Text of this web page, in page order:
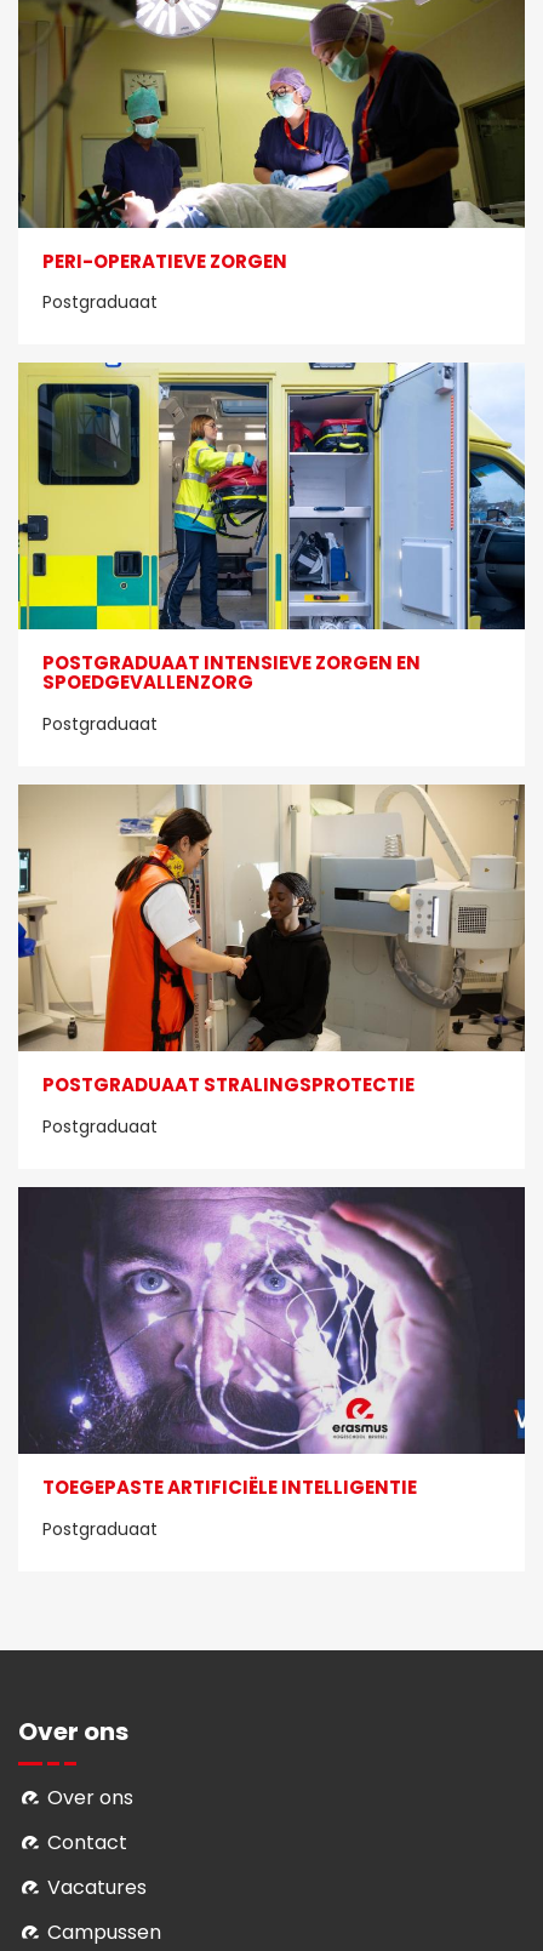
PERI-OPERATIEVE ZORGEN
Postgraduaat
POSTGRADUAAT INTENSIEVE ZORGEN EN
SPOEDGEVALLENZORG
Postgraduaat
POSTGRADUAAT STRALINGSPROTECTIE
Postgraduaat
TOEGEPASTE ARTIFICIËLE INTELLIGENTIE
Postgraduaat
Over ons
Over ons
Contact
Vacatures
Campussen